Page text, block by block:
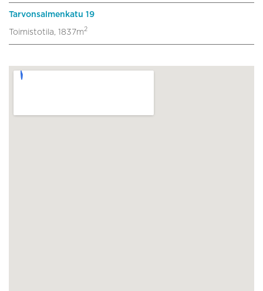
Tarvonsalmenkatu 19
Toimistotila, 1837m2